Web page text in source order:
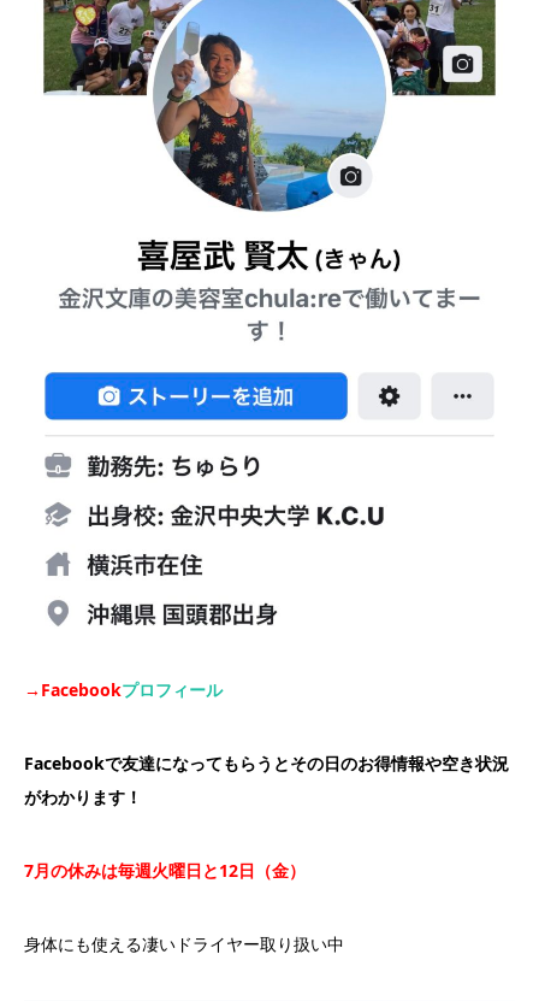
→Facebookプロフィール
Facebookで友達になってもらうとその日のお得情報や空き状況
がわかります！
7月の休みは毎週火曜日と12日（金）
身体にも使える凄いドライヤー取り扱い中